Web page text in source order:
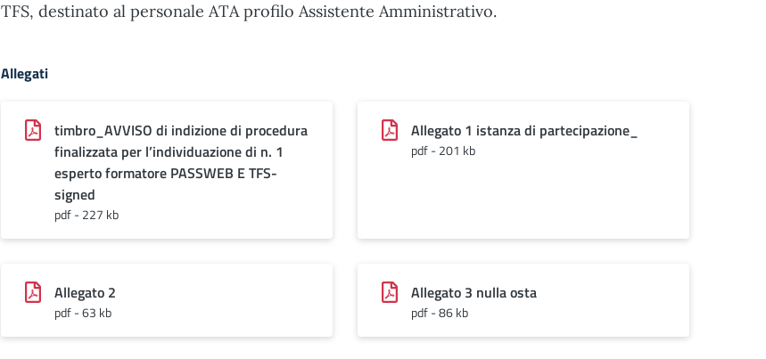
TFS, destinato al personale ATA profilo Assistente Amministrativo.
Allegati
timbro_AVVISO di indizione di procedura
finalizzata per l’individuazione di n. 1
esperto formatore PASSWEB E TFS-
signed
pdf - 227 kb
Allegato 1 istanza di partecipazione_
pdf - 201 kb
Allegato 2
pdf - 63 kb
Allegato 3 nulla osta
pdf - 86 kb